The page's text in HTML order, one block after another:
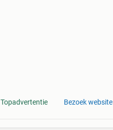
Topadvertentie Bezoek website